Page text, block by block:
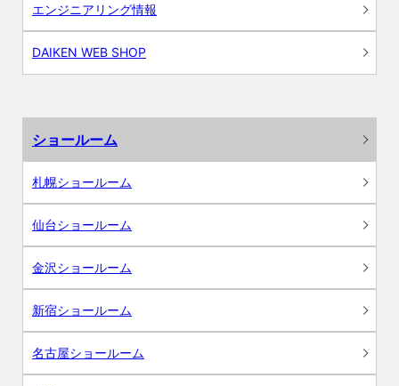
エンジニアリング情報
DAIKEN WEB SHOP
ショールーム
札幌ショールーム
仙台ショールーム
金沢ショールーム
新宿ショールーム
名古屋ショールーム